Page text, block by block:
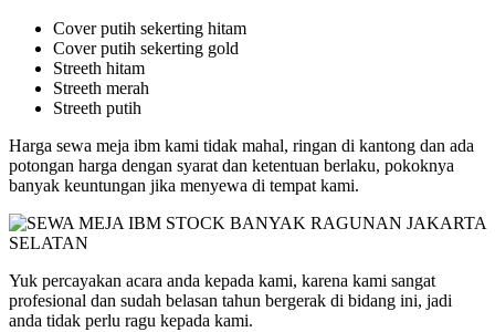
Cover putih sekerting hitam
Cover putih sekerting gold
Streeth hitam
Streeth merah
Streeth putih
Harga sewa meja ibm kami tidak mahal, ringan di kantong dan ada
potongan harga dengan syarat dan ketentuan berlaku, pokoknya
banyak keuntungan jika menyewa di tempat kami.
Yuk percayakan acara anda kepada kami, karena kami sangat
profesional dan sudah belasan tahun bergerak di bidang ini, jadi
anda tidak perlu ragu kepada kami.